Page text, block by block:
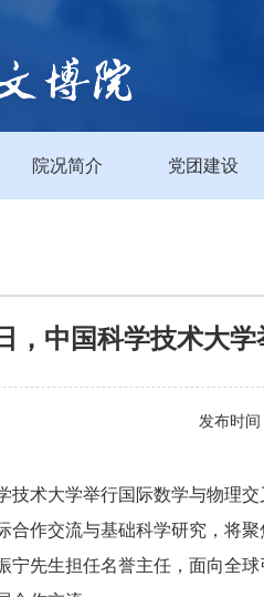
院况简介 党团建设
，中国科学技术大
发布时
技术大学举行国际数学与物理交
合作交流与基础科学研究，将
宁先生担任名誉主任，面向全